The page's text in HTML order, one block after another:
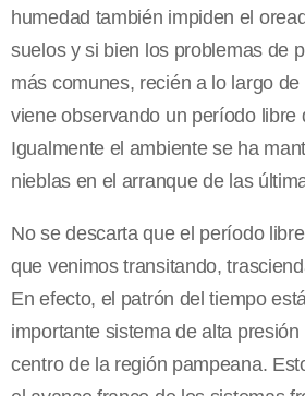
humedad también impiden el
suelos y si bien los problemas de
más comunes, recién a lo largo
viene observando un período libre
Igualmente el ambiente se ha
nieblas en el arranque de las
No se descarta que el período
que venimos transitando,
En efecto, el patrón del tiempo
importante sistema de alta presión
centro de la región pampeana.